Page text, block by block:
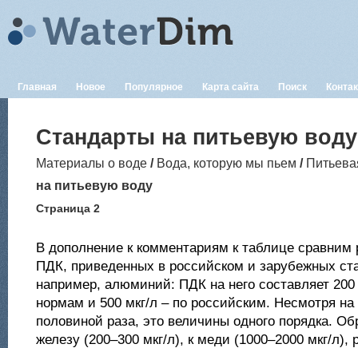
Главная Новое Популярное Карта сайта Поиск
Стандарты на питьевую воду
Материалы о воде / Вода, которую мы пьем /
на питьевую воду
Страница 2
В дополнение к комментариям к таблице сравним
ПДК, приведенных в российском и зарубежных
например, алюминий: ПДК на него составляет
нормам и 500 мкг/л – по российским. Несмотря
половиной раза, это величины одного порядка.
железу (200–300 мкг/л), к меди (1000–2000 мкг/л),